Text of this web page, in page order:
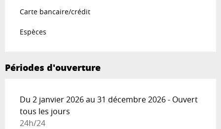
Carte bancaire/crédit
Espèces
Périodes d'ouverture
Du 2 janvier 2026 au 31 décembre 2026 - Ouvert
tous les jours
24h/24